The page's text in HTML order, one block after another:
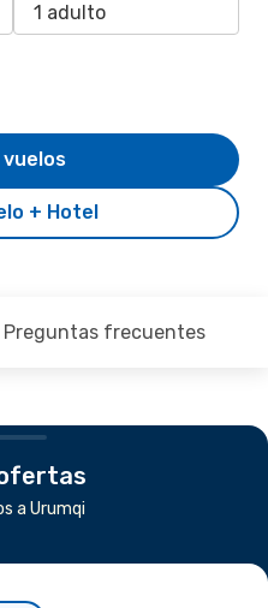
1 adulto
+ Hotel
Preguntas frecuentes
a Urumqi